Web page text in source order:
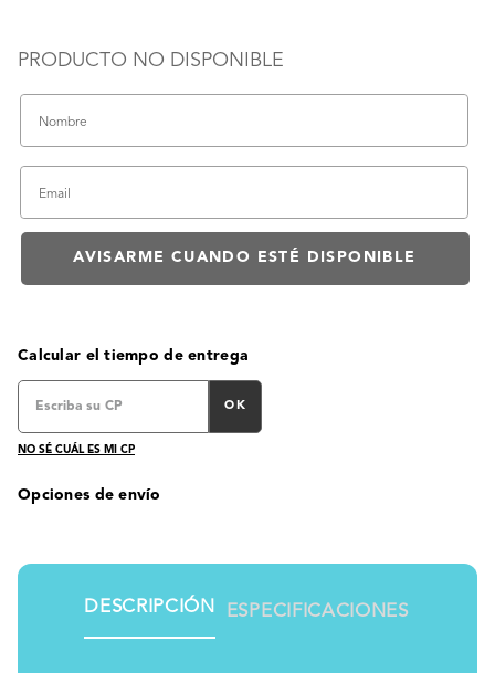
Calcular el tiempo de entrega
OK
NO SÉ CUÁL ES MI CP
Opciones de envío
DESCRIPCIÓN ESPECIFICACIONES